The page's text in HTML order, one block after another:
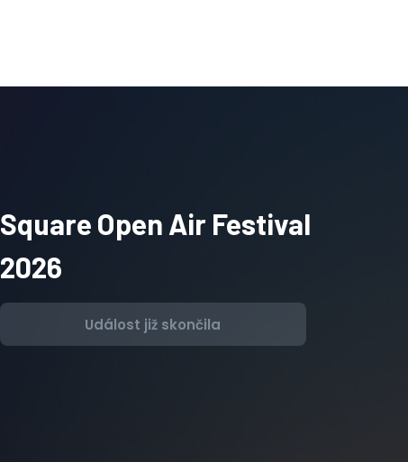
Square Open Air Festival
2026
Událost již skončila